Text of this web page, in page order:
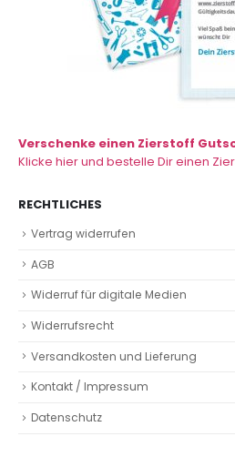
Verschenke einen Zierstoff
Klicke hier und bestelle Dir einen
RECHTLICHES
Vertrag widerrufen
AGB
Widerruf für digitale Medien
Widerrufsrecht
Versandkosten und Lieferung
Kontakt / Impressum
Datenschutz